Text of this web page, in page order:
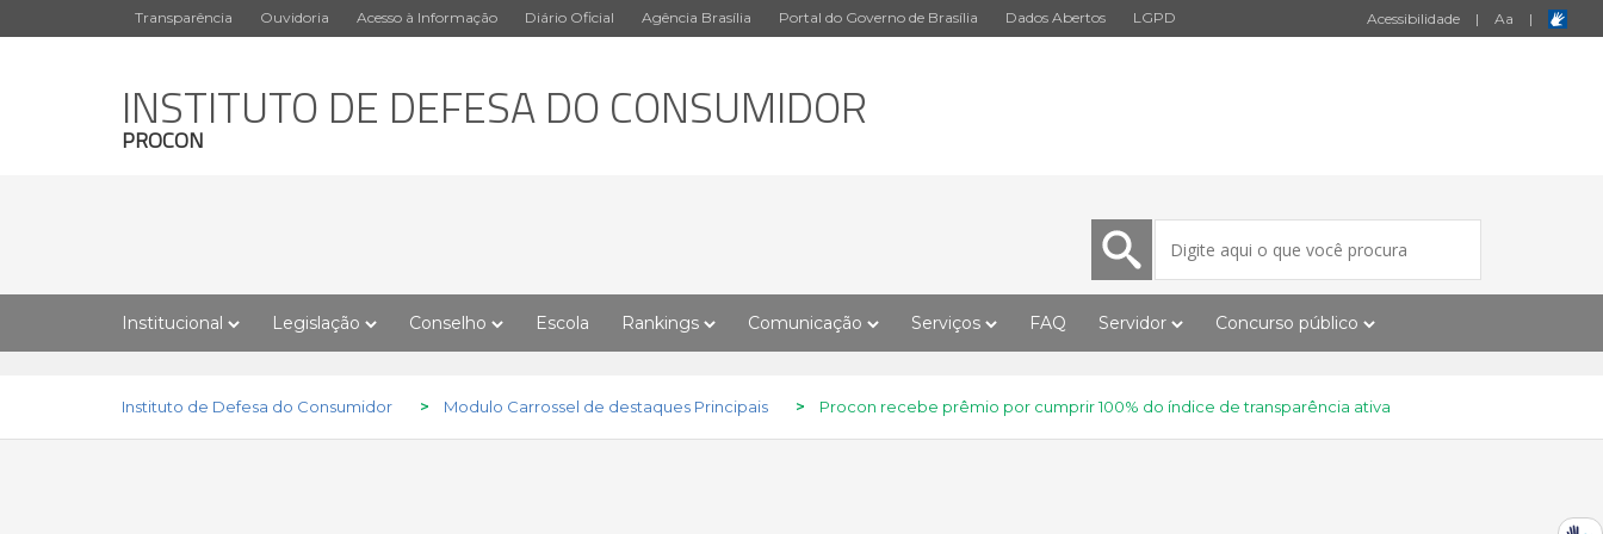
Transparência Ouvidoria Acesso à Informação Diário Oficial Agência Brasília Portal do Governo de Brasília Dados Abertos LGPD Acessibilidade | Aa |
INSTITUTO DE DEFESA DO CONSUMIDOR
PROCON
Institucional Legislação Conselho Escola Rankings Comunicação Serviços FAQ Servidor Concurso público
Instituto de Defesa do Consumidor > Modulo Carrossel de destaques Principais > Procon recebe prêmio por cumprir 100% do índice de transparência ativa